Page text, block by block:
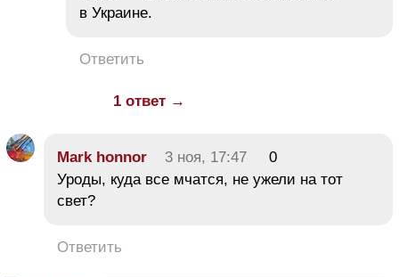
в Украине.
Ответить
1 ответ →
Mark honnor 3 ноя, 17:47
0
Уроды, куда все мчатся, не ужели на тот
свет?
Ответить